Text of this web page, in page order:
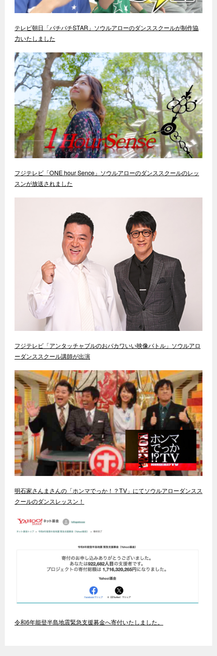
テレビ朝日「バチバチSTAR」ソウルアローのダンススクールが制作協
力いたしました
フジテレビ「ONE hour Sence」ソウルアローのダンススクールのレッ
スンが放送されました
フジテレビ「アンタッチャブルのおバカワいい映像バトル」ソウルアロ
ーダンススクール講師が出演
明石家さんまさんの「ホンマでっか！？TV」にてソウルアローダンスス
クールのダンスレッスン！
令和6年能登半島地震緊急支援募金へ寄付いたしました。